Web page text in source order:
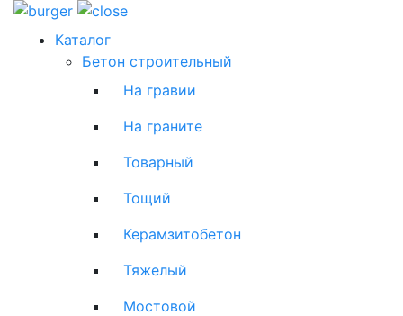
Каталог
Бетон строительный
На гравии
На граните
Товарный
Тощий
Керамзитобетон
Тяжелый
Мостовой